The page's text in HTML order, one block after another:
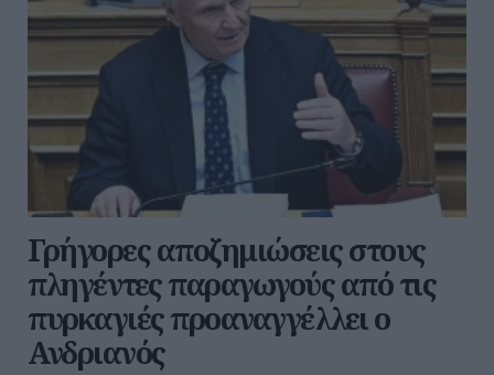
Γρήγορες αποζημιώσεις στους
πληγέντες παραγωγούς από τις
πυρκαγιές προαναγγέλλει ο
Ανδριανός